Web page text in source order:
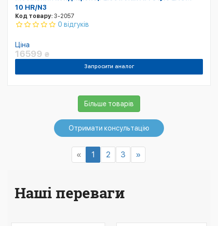
10 HR/N3
Код товару: 3-2057
0 відгуків
Ціна
16599 ₴
Запросити аналог
Більше товарів
Отримати консультацію
« 1 2 3 »
Наші переваги